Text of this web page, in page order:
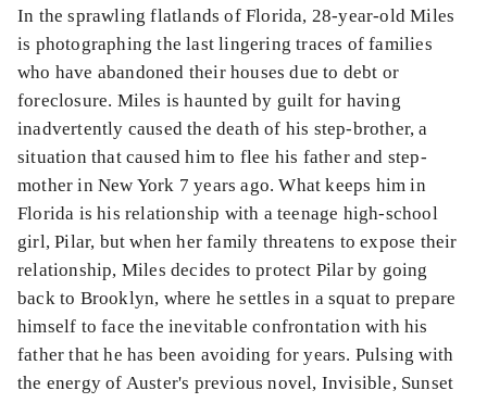
In the sprawling flatlands of Florida, 28-year-old Miles
is photographing the last lingering traces of families
who have abandoned their houses due to debt or
foreclosure. Miles is haunted by guilt for having
inadvertently caused the death of his step-brother, a
situation that caused him to flee his father and step-
mother in New York 7 years ago. What keeps him in
Florida is his relationship with a teenage high-school
girl, Pilar, but when her family threatens to expose their
relationship, Miles decides to protect Pilar by going
back to Brooklyn, where he settles in a squat to prepare
himself to face the inevitable confrontation with his
father that he has been avoiding for years. Pulsing with
the energy of Auster's previous novel, Invisible, Sunset